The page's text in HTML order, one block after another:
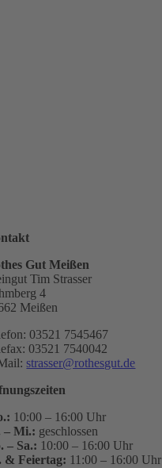
Gut Meißen
Tim Strasser
4
Meißen
03521 7545467
03521 7540042
strasser@rothesgut.de
10:00 – 16:00 Uhr
– Mi.: geschlossen
– Sa.: 10:00 – 16:00 Uhr
& Feiertag: 11:00 – 16:00 Uhr